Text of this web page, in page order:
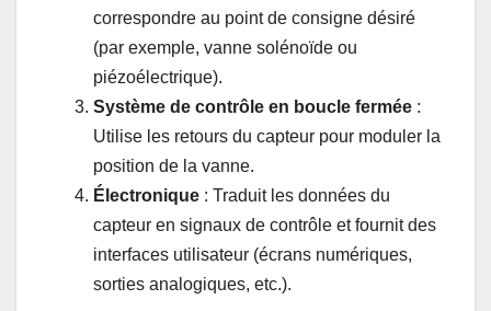
correspondre au point de consigne désiré
(par exemple, vanne solénoïde ou
piézoélectrique).
Système de contrôle en boucle fermée :
Utilise les retours du capteur pour moduler la
position de la vanne.
Électronique : Traduit les données du
capteur en signaux de contrôle et fournit des
interfaces utilisateur (écrans numériques,
sorties analogiques, etc.).